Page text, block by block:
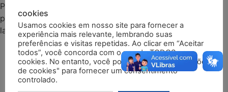
Para obter mais informações envie mensagem
paraposgraduacao@facemp.edu.br
lançamento de novas turmas.
cookies
Usamos cookies em nosso site para fornecer a
experiência mais relevante, lembrando suas
preferências e visitas repetidas. Ao clicar em “Aceitar
todos”, você concorda com o uso de TODOS os
cookies. No entanto, você pode visitar "Configurações
de cookies" para fornecer um consentimento
controlado.